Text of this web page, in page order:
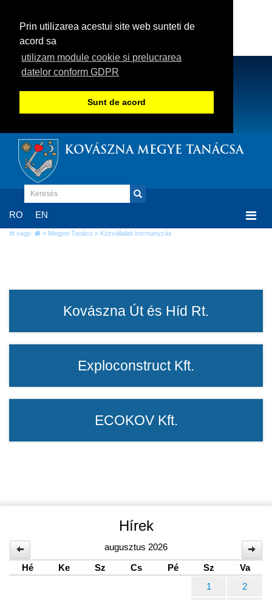
Prin utilizarea acestui site web sunteti de
acord sa
utilizam module cookie si prelucrarea
datelor conform GDPR
Sunt de acord
KOVÁSZNA MEGYE TANÁCSA
RO EN
Itt vagy: » Megyei Tanács » Közvállalati kormányzás
Kovászna Út és Híd Rt.
Exploconstruct Kft.
ECOKOV Kft.
Hírek
augusztus 2026
Hé
Ke Sz Cs Pé Sz
Va
1
2